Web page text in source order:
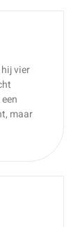
vier
maar